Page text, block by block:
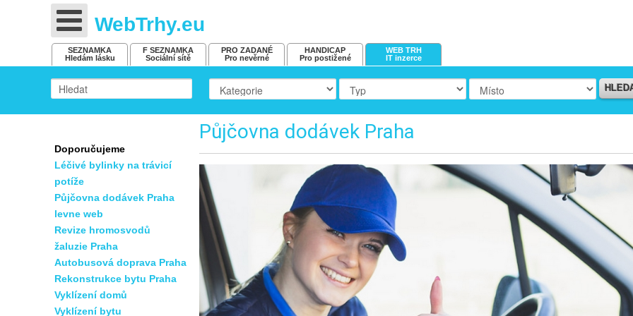
WebTrhy.eu
SEZNAMKA
Hledám lásku
F SEZNAMKA
Sociální sítě
PRO ZADANÉ
Pro nevěrné
HANDICAP
Pro postižené
WEB TRH
IT inzerce
Půjčovna dodávek Praha
Doporučujeme
Léčivé bylinky na trávicí
potíže
Půjčovna dodávek Praha
levne web
Revize hromosvodů
žaluzie Praha
Autobusová doprava Praha
Rekonstrukce bytu Praha
Vyklízení domů
Vyklízení bytu